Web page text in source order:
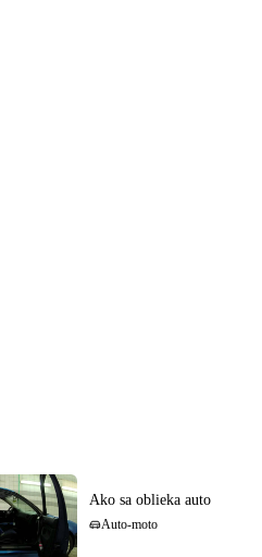
Ako sa oblieka auto
Auto-moto